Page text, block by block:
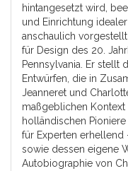
hintangesetzt wird,
und Einrichtung
anschaulich
für Design des 20.
Pennsylvania. Er stellt
Entwürfen, die in
Jeanneret und
maßgeblichen
holländischen
für Experten erhellend
sowie dessen eigene
Autobiographie von